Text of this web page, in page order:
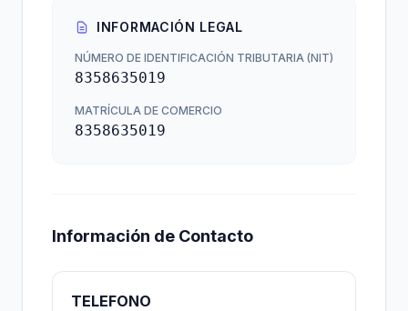
INFORMACIÓN LEGAL
NÚMERO DE IDENTIFICACIÓN TRIBUTARIA (NIT)
8358635019
MATRÍCULA DE COMERCIO
8358635019
Información de Contacto
TELEFONO